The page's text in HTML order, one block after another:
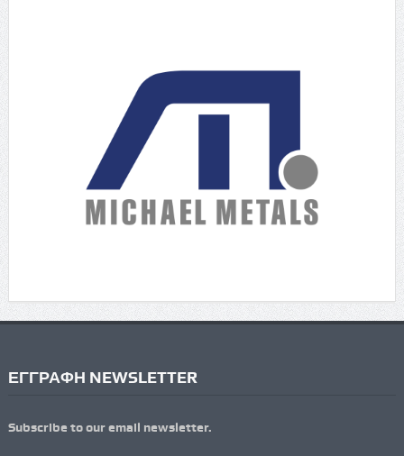
ΕΓΓΡΑΦΗ NEWSLETTER
Subscribe to our email newsletter.